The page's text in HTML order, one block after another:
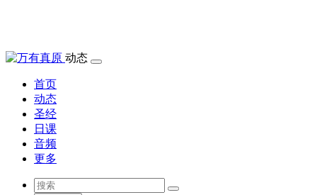
动态
首页
动态
圣经
日课
音频
更多